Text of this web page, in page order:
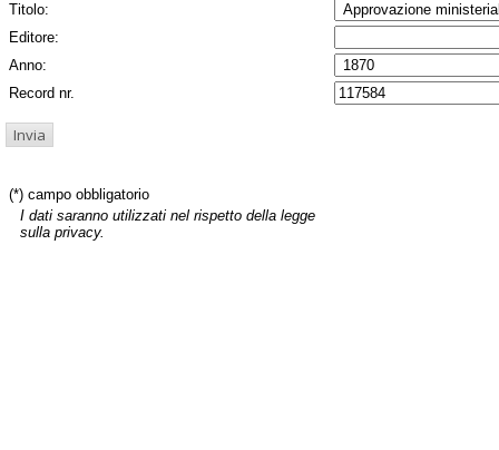
Titolo:
Editore:
Anno:
Record nr.
(*) campo obbligatorio
I dati saranno utilizzati nel rispetto della legge
sulla privacy.